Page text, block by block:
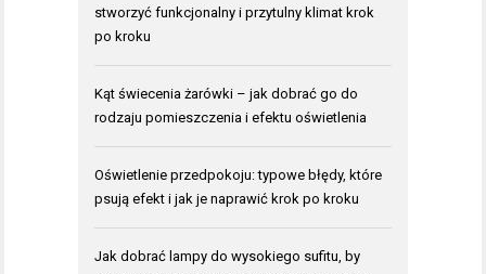
stworzyć funkcjonalny i przytulny klimat krok
po kroku
Kąt świecenia żarówki – jak dobrać go do
rodzaju pomieszczenia i efektu oświetlenia
Oświetlenie przedpokoju: typowe błędy, które
psują efekt i jak je naprawić krok po kroku
Jak dobrać lampy do wysokiego sufitu, by